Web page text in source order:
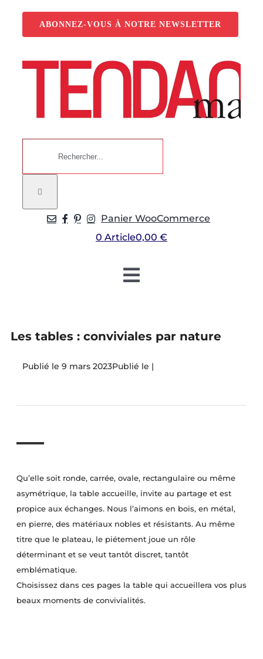
contenu
ABONNEZ-VOUS À NOTRE NEWSLETTER
Panier WooCommerce
0 Article0,00 €
Toggle
Teamiz
Les tables : conviviales par nature
9 mars 2023 |
Qu’elle soit ronde, carrée, ovale, rectangulaire ou même
asymétrique, la table accueille, invite au partage et est
propice aux échanges. Nous l’aimons en bois, en métal,
en pierre, des matériaux nobles et résistants. Au même
titre que le plateau, le piétement joue un rôle
déterminant et se veut tantôt discret, tantôt
emblématique.
Choisissez dans ces pages la table qui accueillera vos plus
beaux moments de convivialités.